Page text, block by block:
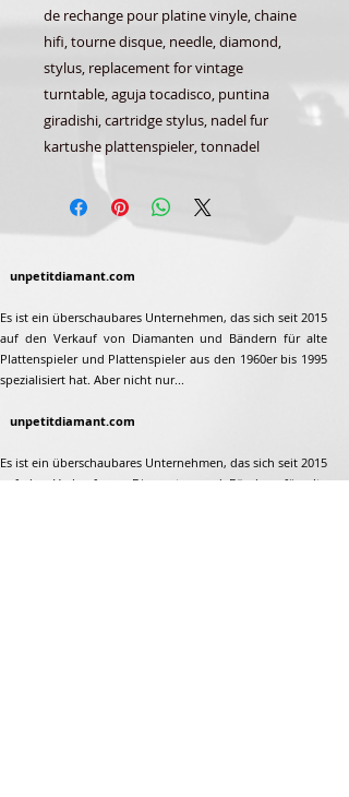
de rechange pour platine vinyle, chaine
hifi, tourne disque, needle, diamond,
stylus, replacement for vintage
turntable, aguja tocadisco, puntina
giradishi, cartridge stylus, nadel fur
kartushe plattenspieler, tonnadel
unpetitdiamant.com
Es ist ein überschaubares Unternehmen, das sich seit 2015
auf den Verkauf von Diamanten und Bändern für alte
Plattenspieler und Plattenspieler aus den 1960er bis 1995
spezialisiert hat. Aber nicht nur...
unpetitdiamant.com
Es ist ein überschaubares Unternehmen, das sich seit 2015
auf den Verkauf von Diamanten und Bändern für alte